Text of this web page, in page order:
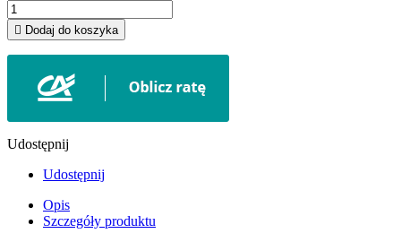
 Dodaj do koszyka
Udostępnij
Udostępnij
Opis
Szczegóły produktu